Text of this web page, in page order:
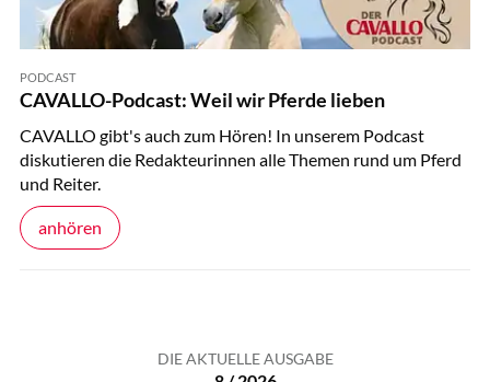
PODCAST
CAVALLO-Podcast: Weil wir Pferde lieben
CAVALLO gibt's auch zum Hören! In unserem Podcast
diskutieren die Redakteurinnen alle Themen rund um Pferd
und Reiter.
anhören
DIE AKTUELLE AUSGABE